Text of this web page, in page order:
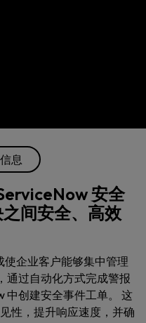
息
安全
间安全、高效
使企业客户能够集中管理
通过自动化方式完成警报
中创建安全事件工单。 这
性，提升响应速度，并确